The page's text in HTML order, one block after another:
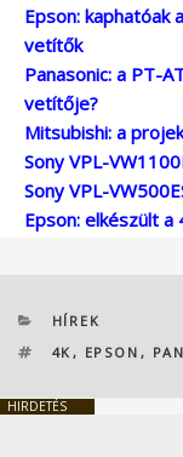
Epson: kaphatóak
vetítők
Panasonic: a PT-
vetítője?
Mitsubishi: a
Sony VPL-
Sony VPL-
Epson: elkészült
KATEGÓRIÁK
HÍREK
CÍMKÉK
4K , EPSON ,
HIRDETÉS